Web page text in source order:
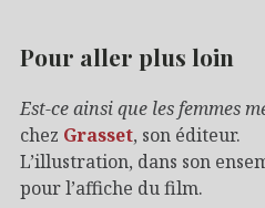
Pour aller plus loin
Est-ce ainsi que les femmes
chez Grasset, son éditeur.
L’illustration, dans son
pour l’affiche du film.